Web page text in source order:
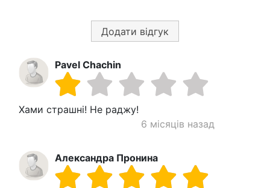
Додати відгук
Pavel Chachin
Хами страшні! Не раджу!
6 місяців назад
Александра Пронина